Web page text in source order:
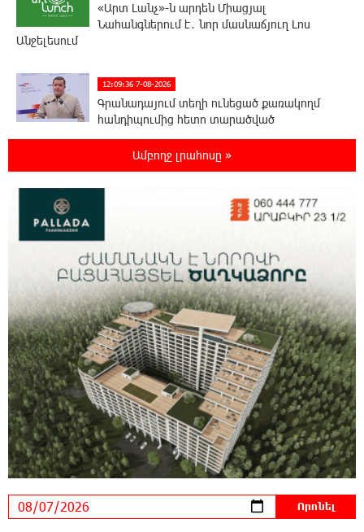
«Արտ Լանչ»-ն արդեն Միացյալ
Նահանգներում է․ նոր մասնաճյուղ Լոս
Անջելեսում
12:09:36 7-08-2026
Գրանադայում տեղի ունեցած քառակողմ
հանդիպումից հետո տարածված
քառակուսի կիլոմետր է. Դավիթ Ղազինյան
Փաշազադեն և Փաշինյանն ընդդեմ Հայ
11:39:39 7-08-2026
Բարձր տեխնոլոգիաները զարգանում են
հանքարդյունաբերության շնորհիվ․ ԶՊՄԿ
11:18:51 7-08-2026
Ucom-ի աջակցությամբ ներկայացվեց
«Մտապահիր կենդանիներին» կրթական
խաղը
11:12:58 7-08-2026
Այսօր ժամը 15:00 ից «Ուժեղ Հայաստան»-ի
դեպի Էջմիածին. Նարեկ Կարապետյան
Ամբողջ լրահոսը »